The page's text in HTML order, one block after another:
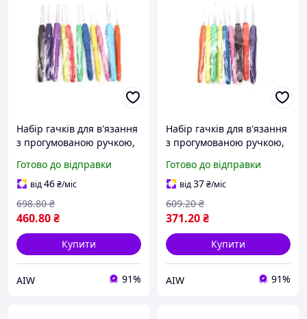
Набір гачків для в'язання
з прогумованою ручкою,
розмір 2.0/7.0 мм Люкс
качество!+
Готово до відправки
від46₴/міс
460.80₴
698.80 ₴
Купити
AIW 91%
Набір гачків для в'язання
з прогумованою ручкою,
2.0/6.0 мм Люкс
качество!+
Готово до відправки
від37₴/міс
371.20₴
609.20 ₴
Купити
AIW 91%